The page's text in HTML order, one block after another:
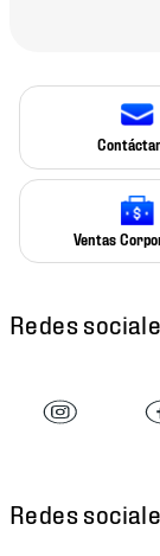
Ventas
Redes
Redes